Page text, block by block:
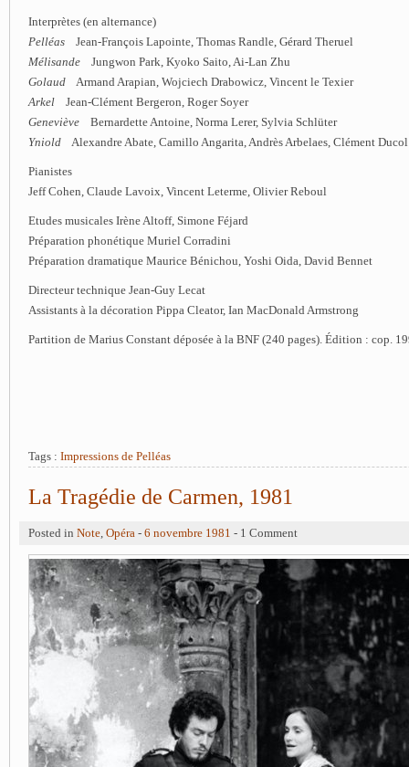
Interprètes (en alternance)
Pelléas Jean-François Lapointe, Thomas Randle, Gérard Theruel
Mélisande Jungwon Park, Kyoko Saito, Ai-Lan Zhu
Golaud Armand Arapian, Wojciech Drabowicz, Vincent le Texier
Arkel Jean-Clément Bergeron, Roger Soyer
Geneviève Bernardette Antoine, Norma Lerer, Sylvia Schlüter
Yniold Alexandre Abate, Camillo Angarita, Andrès Arbelaes, Clément Ducol
Pianistes
Jeff Cohen, Claude Lavoix, Vincent Leterme, Olivier Reboul
Etudes musicales Irène Altoff, Simone Féjard
Préparation phonétique Muriel Corradini
Préparation dramatique Maurice Bénichou, Yoshi Oida, David Bennet
Directeur technique Jean-Guy Lecat
Assistants à la décoration Pippa Cleator, Ian MacDonald Armstrong
Partition de Marius Constant déposée à la BNF (240 pages). Édition : cop.
Tags : Impressions de Pelléas
La Tragédie de Carmen, 1981
Posted in Note, Opéra - 6 novembre 1981 - 1 Comment